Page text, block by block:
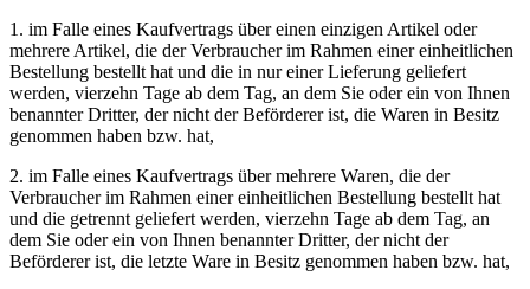
1. im Falle eines Kaufvertrags über einen einzigen Artikel oder
mehrere Artikel, die der Verbraucher im Rahmen einer einheitlichen
Bestellung bestellt hat und die in nur einer Lieferung geliefert
werden, vierzehn Tage ab dem Tag, an dem Sie oder ein von Ihnen
benannter Dritter, der nicht der Beförderer ist, die Waren in Besitz
genommen haben bzw. hat,
2. im Falle eines Kaufvertrags über mehrere Waren, die der
Verbraucher im Rahmen einer einheitlichen Bestellung bestellt hat
und die getrennt geliefert werden, vierzehn Tage ab dem Tag, an
dem Sie oder ein von Ihnen benannter Dritter, der nicht der
Beförderer ist, die letzte Ware in Besitz genommen haben bzw. hat,